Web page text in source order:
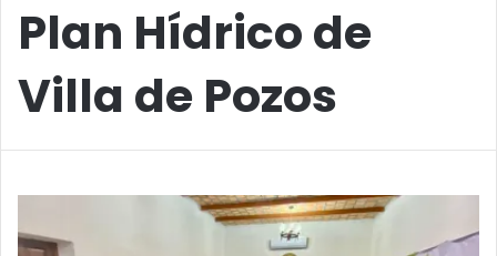
Plan Hídrico de
Villa de Pozos